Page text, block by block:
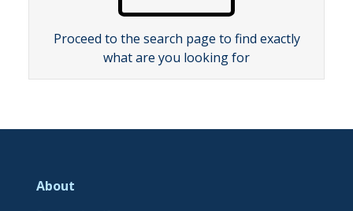
Proceed to the search page to find exactly
what are you looking for
About